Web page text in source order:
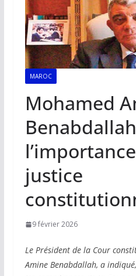
MAROC
Mohamed
justice
9 février 2026
Le Président de la Cour
Amine Benabdallah, a